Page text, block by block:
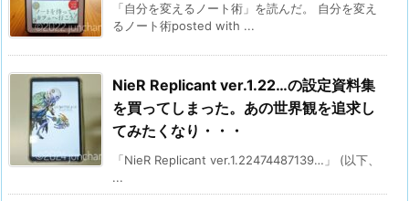
「自分を変えるノート術」を読んだ。 自分を変え
るノート術posted with ...
NieR Replicant ver.1.22…の設定資料集
を買ってしまった。あの世界観を追求し
てみたくなり・・・
「NieR Replicant ver.1.22474487139…」 (以下、
...